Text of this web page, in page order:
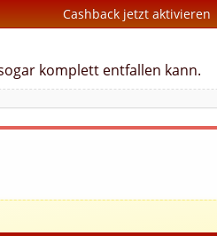
Cashback jetzt aktivieren
komplett entfallen kann.